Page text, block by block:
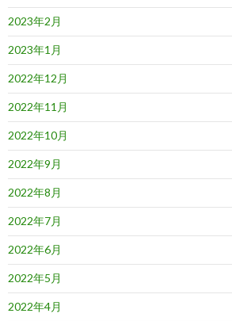
2023年2月
2023年1月
2022年12月
2022年11月
2022年10月
2022年9月
2022年8月
2022年7月
2022年6月
2022年5月
2022年4月